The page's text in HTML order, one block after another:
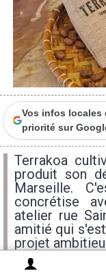
Vos infos locales
priorité sur
Terrakoa
produit son
Marseille.
concrétise
atelier rue
amitié qui
projet
"bean to
tablette.